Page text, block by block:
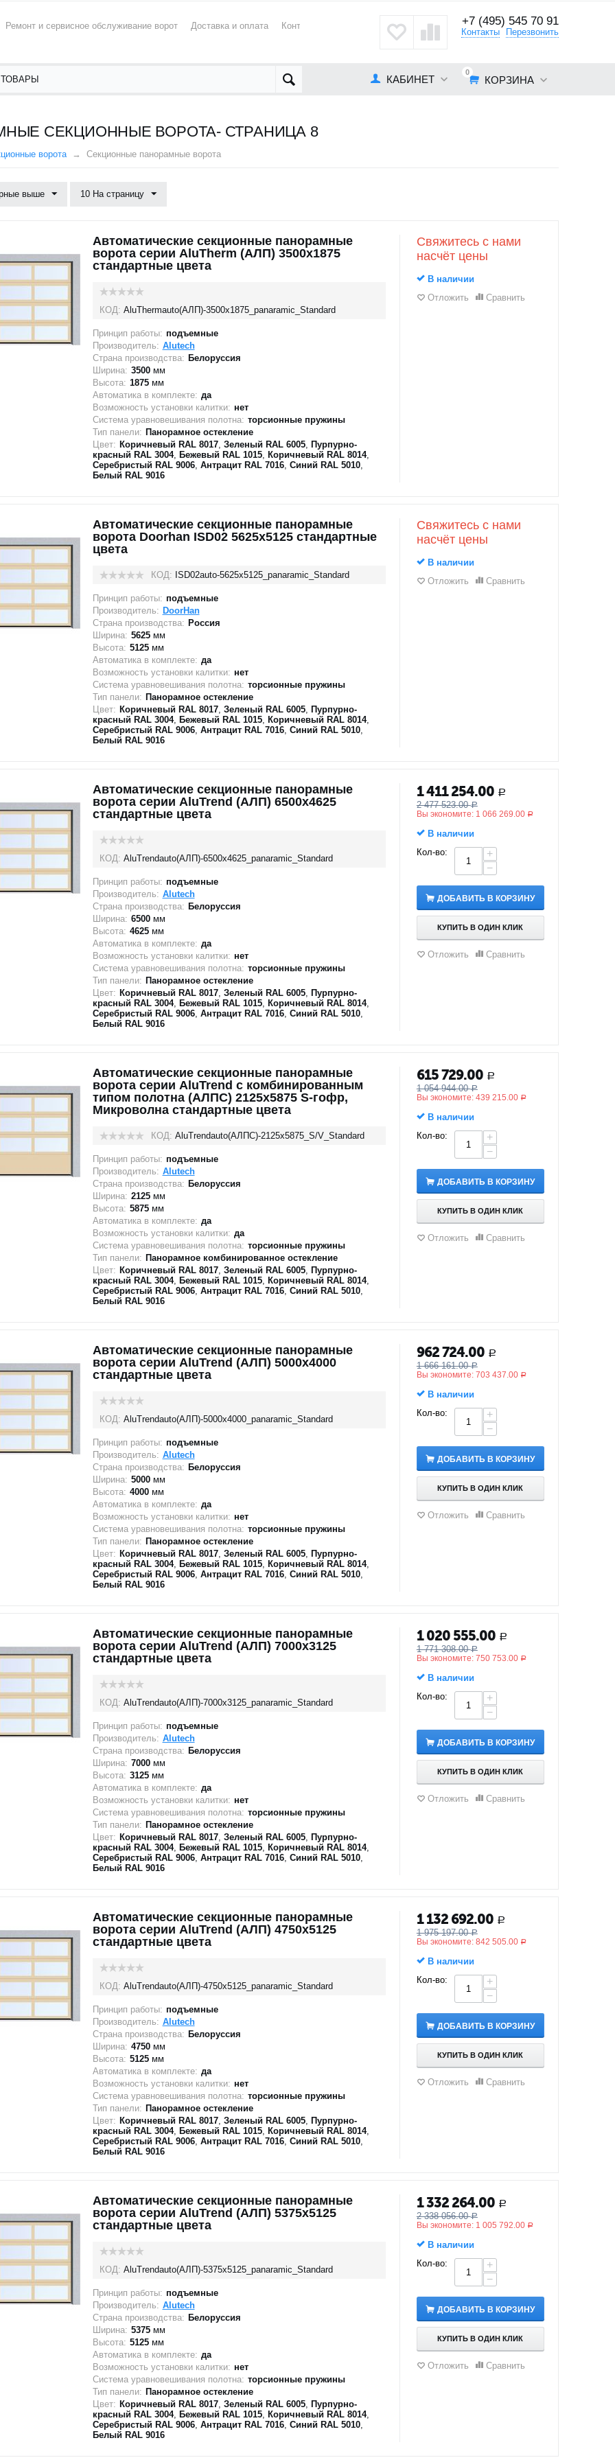
Ремонт и сервисное обслуживание ворот Доставка и оплата Контакты +7 (495) 545 70 91
Контакты Перезвонить
0
КОРЗИНА
КАБИНЕТ
СЕКЦИОННЫЕ ВОРОТА- СТРАНИЦА 8
ворота Секционные панорамные ворота
выше 10 На страницу
Автоматические секционные панорамные
ворота серии AluTherm (АЛП) 3500х1875
стандартные цвета
КОД: AluThermauto(АЛП)-3500х1875_panaramic_Standard
Принцип работы: подъемные
Производитель: Alutech
Страна производства: Белоруссия
Ширина: 3500мм
Высота: 1875мм
Автоматика в комплекте: да
Возможность установки калитки: нет
Система уравновешивания полотна: торсионные пружины
Тип панели: Панорамное остекление
Цвет: Коричневый RAL 8017, Зеленый RAL 6005, Пурпурно-
красный RAL 3004, Бежевый RAL 1015, Коричневый RAL 8014,
Серебристый RAL 9006, Антрацит RAL 7016, Синий RAL 5010,
Белый RAL 9016
Свяжитесь с нами
насчёт цены
В наличии
Отложить
Сравнить
Автоматические секционные панорамные
ворота Doorhan ISD02 5625х5125 стандартные
цвета
КОД: ISD02auto-5625х5125_panaramic_Standard
Принцип работы: подъемные
Производитель: DoorHan
Страна производства: Россия
Ширина: 5625мм
Высота: 5125мм
Автоматика в комплекте: да
Возможность установки калитки: нет
Система уравновешивания полотна: торсионные пружины
Тип панели: Панорамное остекление
Цвет: Коричневый RAL 8017, Зеленый RAL 6005, Пурпурно-
красный RAL 3004, Бежевый RAL 1015, Коричневый RAL 8014,
Серебристый RAL 9006, Антрацит RAL 7016, Синий RAL 5010,
Белый RAL 9016
Свяжитесь с нами
насчёт цены
В наличии
Отложить
Сравнить
Автоматические секционные панорамные
ворота серии AluTrend (АЛП) 6500х4625
стандартные цвета
КОД: AluTrendauto(АЛП)-6500х4625_panaramic_Standard
Принцип работы: подъемные
Производитель: Alutech
Страна производства: Белоруссия
Ширина: 6500мм
Высота: 4625мм
Автоматика в комплекте: да
Возможность установки калитки: нет
Система уравновешивания полотна: торсионные пружины
Тип панели: Панорамное остекление
Цвет: Коричневый RAL 8017, Зеленый RAL 6005, Пурпурно-
красный RAL 3004, Бежевый RAL 1015, Коричневый RAL 8014,
Серебристый RAL 9006, Антрацит RAL 7016, Синий RAL 5010,
Белый RAL 9016
1 411 254.00 Р
2 477 523.00 Р
Вы экономите: 1 066 269.00 Р
В наличии
Кол-во:
+
−
ДОБАВИТЬ В КОРЗИНУ
КУПИТЬ В ОДИН КЛИК
Отложить Сравнить
Автоматические секционные панорамные
ворота серии AluTrend с комбинированным
типом полотна (АЛПС) 2125х5875 S-гофр,
Микроволна стандартные цвета
КОД: AluTrendauto(АЛПС)-2125х5875_S/V_Standard
Принцип работы: подъемные
Производитель: Alutech
Страна производства: Белоруссия
Ширина: 2125мм
Высота: 5875мм
Автоматика в комплекте: да
Возможность установки калитки: да
Система уравновешивания полотна: торсионные пружины
Тип панели: Панорамное комбинированное остекление
Цвет: Коричневый RAL 8017, Зеленый RAL 6005, Пурпурно-
красный RAL 3004, Бежевый RAL 1015, Коричневый RAL 8014,
Серебристый RAL 9006, Антрацит RAL 7016, Синий RAL 5010,
Белый RAL 9016
615 729.00 Р
1 054 944.00 Р
Вы экономите: 439 215.00 Р
В наличии
Кол-во:
+
−
ДОБАВИТЬ В КОРЗИНУ
КУПИТЬ В ОДИН КЛИК
Отложить Сравнить
Автоматические секционные панорамные
ворота серии AluTrend (АЛП) 5000х4000
стандартные цвета
КОД: AluTrendauto(АЛП)-5000х4000_panaramic_Standard
Принцип работы: подъемные
Производитель: Alutech
Страна производства: Белоруссия
Ширина: 5000мм
Высота: 4000мм
Автоматика в комплекте: да
Возможность установки калитки: нет
Система уравновешивания полотна: торсионные пружины
Тип панели: Панорамное остекление
Цвет: Коричневый RAL 8017, Зеленый RAL 6005, Пурпурно-
красный RAL 3004, Бежевый RAL 1015, Коричневый RAL 8014,
Серебристый RAL 9006, Антрацит RAL 7016, Синий RAL 5010,
Белый RAL 9016
962 724.00 Р
1 666 161.00 Р
Вы экономите: 703 437.00 Р
В наличии
Кол-во:
+
−
ДОБАВИТЬ В КОРЗИНУ
КУПИТЬ В ОДИН КЛИК
Отложить Сравнить
Автоматические секционные панорамные
ворота серии AluTrend (АЛП) 7000х3125
стандартные цвета
КОД: AluTrendauto(АЛП)-7000х3125_panaramic_Standard
Принцип работы: подъемные
Производитель: Alutech
Страна производства: Белоруссия
Ширина: 7000мм
Высота: 3125мм
Автоматика в комплекте: да
Возможность установки калитки: нет
Система уравновешивания полотна: торсионные пружины
Тип панели: Панорамное остекление
Цвет: Коричневый RAL 8017, Зеленый RAL 6005, Пурпурно-
красный RAL 3004, Бежевый RAL 1015, Коричневый RAL 8014,
Серебристый RAL 9006, Антрацит RAL 7016, Синий RAL 5010,
Белый RAL 9016
1 020 555.00 Р
1 771 308.00 Р
Вы экономите: 750 753.00 Р
В наличии
Кол-во:
+
−
ДОБАВИТЬ В КОРЗИНУ
КУПИТЬ В ОДИН КЛИК
Отложить Сравнить
Автоматические секционные панорамные
ворота серии AluTrend (АЛП) 4750х5125
стандартные цвета
КОД: AluTrendauto(АЛП)-4750х5125_panaramic_Standard
Принцип работы: подъемные
Производитель: Alutech
Страна производства: Белоруссия
Ширина: 4750мм
Высота: 5125мм
Автоматика в комплекте: да
Возможность установки калитки: нет
Система уравновешивания полотна: торсионные пружины
Тип панели: Панорамное остекление
Цвет: Коричневый RAL 8017, Зеленый RAL 6005, Пурпурно-
красный RAL 3004, Бежевый RAL 1015, Коричневый RAL 8014,
Серебристый RAL 9006, Антрацит RAL 7016, Синий RAL 5010,
Белый RAL 9016
1 132 692.00 Р
1 975 197.00 Р
Вы экономите: 842 505.00 Р
В наличии
Кол-во:
+
−
ДОБАВИТЬ В КОРЗИНУ
КУПИТЬ В ОДИН КЛИК
Отложить Сравнить
Автоматические секционные панорамные
ворота серии AluTrend (АЛП) 5375х5125
стандартные цвета
КОД: AluTrendauto(АЛП)-5375х5125_panaramic_Standard
Принцип работы: подъемные
Производитель: Alutech
Страна производства: Белоруссия
Ширина: 5375мм
Высота: 5125мм
Автоматика в комплекте: да
Возможность установки калитки: нет
Система уравновешивания полотна: торсионные пружины
Тип панели: Панорамное остекление
Цвет: Коричневый RAL 8017, Зеленый RAL 6005, Пурпурно-
красный RAL 3004, Бежевый RAL 1015, Коричневый RAL 8014,
Серебристый RAL 9006, Антрацит RAL 7016, Синий RAL 5010,
Белый RAL 9016
1 332 264.00 Р
2 338 056.00 Р
Вы экономите: 1 005 792.00 Р
В наличии
Кол-во:
+
−
ДОБАВИТЬ В КОРЗИНУ
КУПИТЬ В ОДИН КЛИК
Отложить Сравнить